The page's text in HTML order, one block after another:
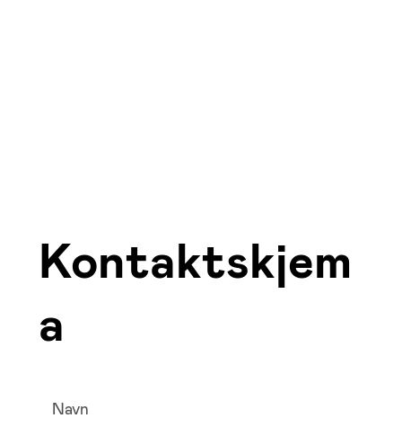
Kontaktskjem
a